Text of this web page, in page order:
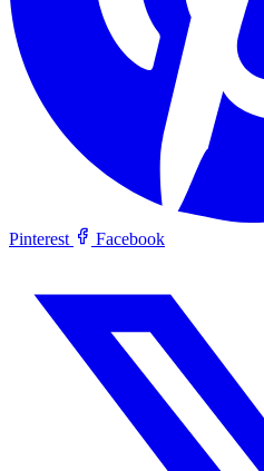
Pinterest Facebook